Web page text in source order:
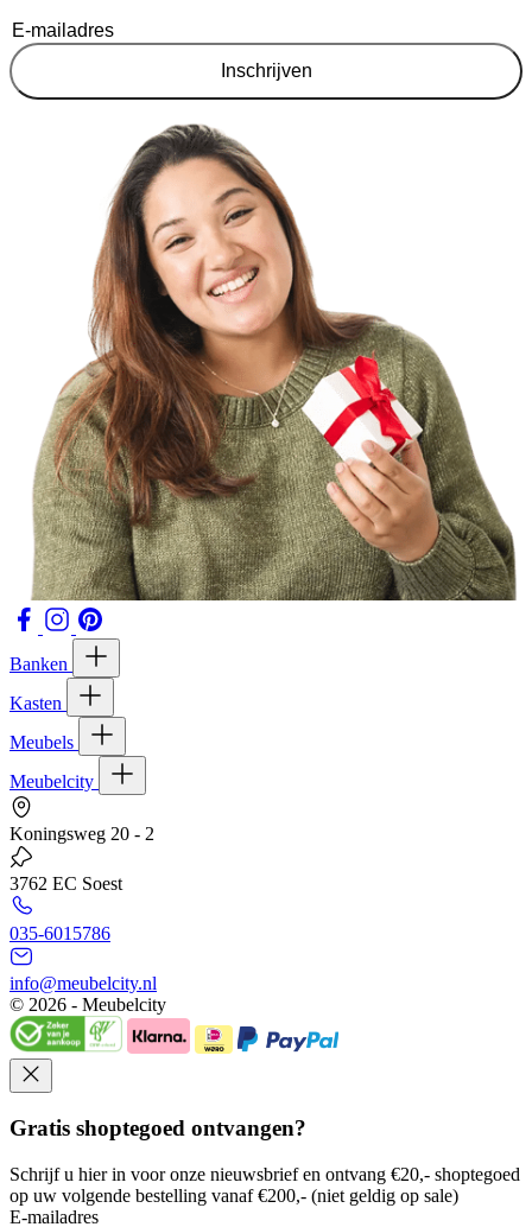
Inschrijven
Banken
Kasten
Meubels
Meubelcity
Koningsweg 20 - 2
3762 EC Soest
035-6015786
info@meubelcity.nl
© 2026 - Meubelcity
Gratis shoptegoed ontvangen?
Schrijf u hier in voor onze nieuwsbrief en ontvang €20,- shoptegoed
op uw volgende bestelling vanaf €200,- (niet geldig op sale)
E-mailadres